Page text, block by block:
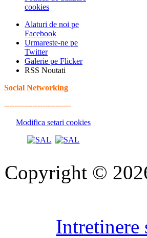
cookies
Alaturi de noi pe
Facebook
Urmareste-ne pe
Twitter
Galerie pe Flicker
RSS Noutati
Social Networking
--------------------------
Modifica setari cookies
Copyright ©
Intretinere